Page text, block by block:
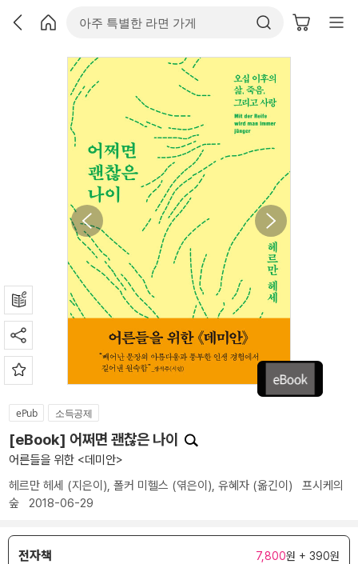
ePub 소득공제
[eBook] 어쩌면 괜찮은 나이
어른들을 위한 <데미안>
헤르만 헤세 (지은이), 폴커 미헬스 (엮은이), 유혜자 (옮긴이) 프시케의
숲 2018-06-29
전자책 7,800원 + 390원